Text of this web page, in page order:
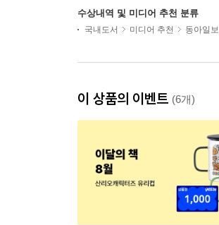
수상내역 및 미디어 추천 분류
국내도서 미디어 추천 동아일보
이 상품의 이벤트 (6개)